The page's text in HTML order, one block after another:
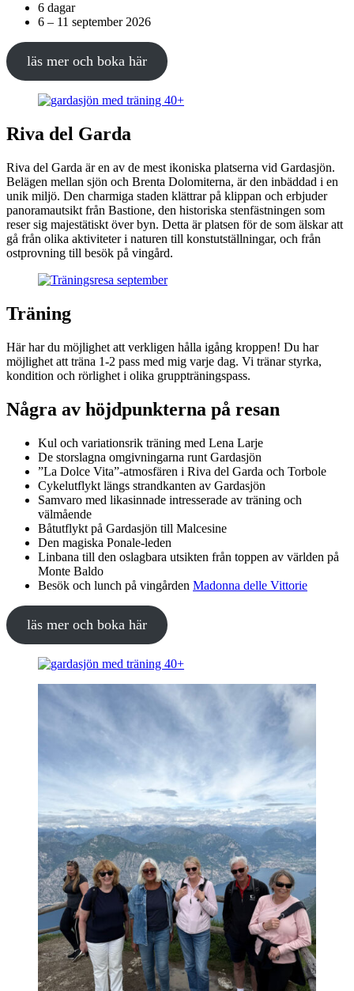
6 dagar
6 – 11 september 2026
läs mer och boka här
Riva del Garda
Riva del Garda är en av de mest ikoniska platserna vid Gardasjön.
Belägen mellan sjön och Brenta Dolomiterna, är den inbäddad i en
unik miljö. Den charmiga staden klättrar på klippan och erbjuder
panoramautsikt från Bastione, den historiska stenfästningen som
reser sig majestätiskt över byn. Detta är platsen för de som älskar att
gå från olika aktiviteter i naturen till konstutställningar, och från
ostprovning till besök på vingård.
Träning
Här har du möjlighet att verkligen hålla igång kroppen! Du har
möjlighet att träna 1-2 pass med mig varje dag. Vi tränar styrka,
kondition och rörlighet i olika gruppträningspass.
Några av höjdpunkterna på resan
Kul och variationsrik träning med Lena Larje
De storslagna omgivningarna runt Gardasjön
”La Dolce Vita”-atmosfären i Riva del Garda och Torbole
Cykelutflykt längs strandkanten av Gardasjön
Samvaro med likasinnade intresserade av träning och
välmående
Båtutflykt på Gardasjön till Malcesine
Den magiska Ponale-leden
Linbana till den oslagbara utsikten från toppen av världen på
Monte Baldo
Besök och lunch på vingården Madonna delle Vittorie
läs mer och boka här